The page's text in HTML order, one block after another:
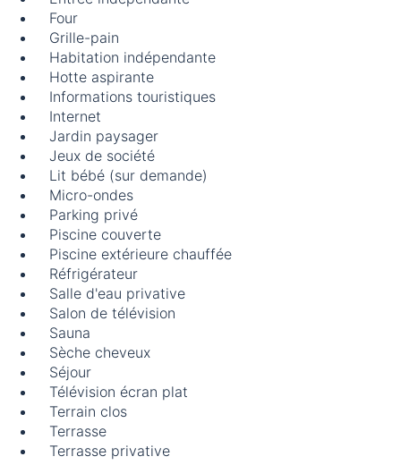
Four
Grille-pain
Habitation indépendante
Hotte aspirante
Informations touristiques
Internet
Jardin paysager
Jeux de société
Lit bébé (sur demande)
Micro-ondes
Parking privé
Piscine couverte
Piscine extérieure chauffée
Réfrigérateur
Salle d'eau privative
Salon de télévision
Sauna
Sèche cheveux
Séjour
Télévision écran plat
Terrain clos
Terrasse
Terrasse privative